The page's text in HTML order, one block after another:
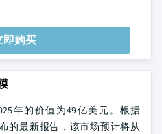
即购买
年的价值为49亿美元。根据
的最新报告，该市场预计将从